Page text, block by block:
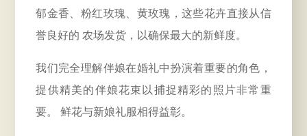
郁金香、粉红玫瑰、黄玫瑰，这些花卉直接从信
誉良好的农场发货，以确保最大的新鲜度。
我们完全理解伴娘在婚礼中扮演着重要的角色，
提供精美的伴娘花束以捕捉精彩的照片非常重
要。 鲜花与新娘礼服相得益彰。